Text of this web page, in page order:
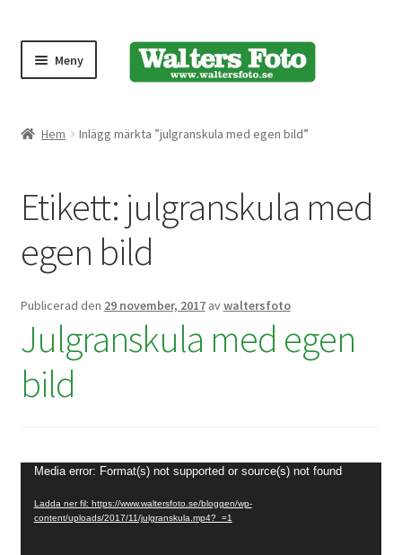
Meny
Bärremmar
Blixtar
Fjärrkontroller
Stativ
Objektiv Canon
Objektiv Nikon
Hem Inlägg märkta ”julgranskula med egen bild”
Etikett: julgranskula med
egen bild
Publicerad den 29 november, 2017 avwaltersfoto
Julgranskula med egen
bild
Videospelare
Media error: Format(s) not supported or source(s) not found
Ladda ner fil: https://www.waltersfoto.se/bloggen/wp-
content/uploads/2017/11/julgranskula.mp4?_=1